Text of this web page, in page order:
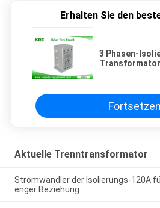
Erhalten Sie den
3 Phasen-
Fortsetzen
Aktuelle Trenntransformator
Stromwandler der Isolierungs-120A
enger Beziehung